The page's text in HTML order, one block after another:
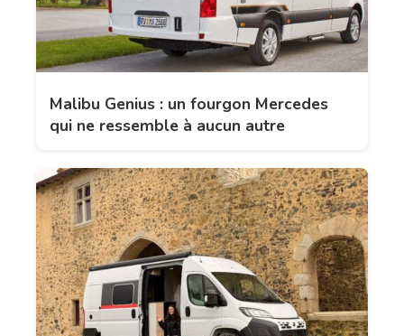
Malibu Genius : un fourgon Mercedes
qui ne ressemble à aucun autre